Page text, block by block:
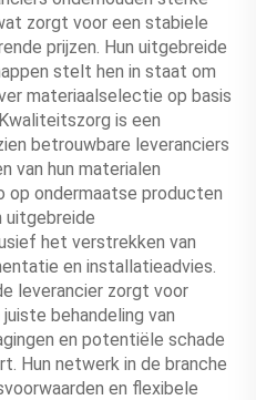
zorgt voor een stabiele
prijzen. Hun uitgebreide
stelt hen in staat om
materiaalselectie op basis
is een
betrouwbare leveranciers
van hun materialen
op ondermaatse producten
uitgebreide
het verstrekken van
en installatieadvies.
leverancier zorgt voor
behandeling van
en potentiële schade
Hun netwerk in de branche
en flexibele